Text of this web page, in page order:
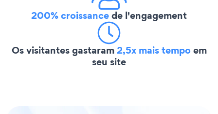
200% croissancede l'engagement
Os visitantes gastaram2,5x mais tempoem
seu site